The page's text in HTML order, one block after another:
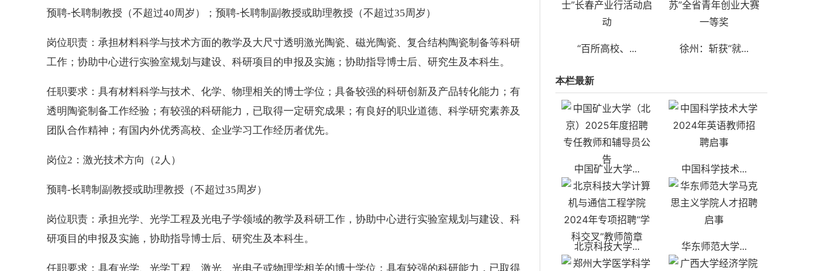
预聘-长聘制教授（不超过40周岁）；预聘-长聘制副教授或助理教授（不超过35周岁）
岗位职责：承担材料科学与技术方面的教学及大尺寸透明激光陶瓷、磁光陶瓷、复合结构陶瓷制备等科研
工作；协助中心进行实验室规划与建设、科研项目的申报及实施；协助指导博士后、研究生及本科生。
任职要求：具有材料科学与技术、化学、物理相关的博士学位；具备较强的科研创新及产品转化能力；有
透明陶瓷制备工作经验；有较强的科研能力，已取得一定研究成果；有良好的职业道德、科学研究素养及
团队合作精神；有国内外优秀高校、企业学习工作经历者优先。
岗位2：激光技术方向（2人）
预聘-长聘制副教授或助理教授（不超过35周岁）
岗位职责：承担光学、光学工程及光电子学领域的教学及科研工作，协助中心进行实验室规划与建设、科
研项目的申报及实施，协助指导博士后、研究生及本科生。
任职要求：具有光学、光学工程、激光、光电子或物理学相关的博士学位；具有较强的科研能力，已取得
“百所高校、... 徐州：斩获“就...
本栏最新
中国矿业大学... 中国科学技术...
北京科技大学... 华东师范大学...